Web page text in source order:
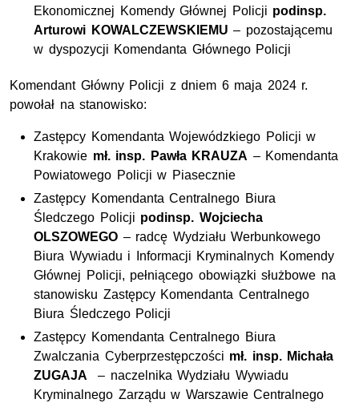
Ekonomicznej Komendy Głównej Policji podinsp.
Arturowi KOWALCZEWSKIEMU – pozostającemu
w dyspozycji Komendanta Głównego Policji
Komendant Główny Policji z dniem 6 maja 2024 r.
powołał na stanowisko:
Zastępcy Komendanta Wojewódzkiego Policji w
Krakowie mł. insp. Pawła KRAUZA – Komendanta
Powiatowego Policji w Piasecznie
Zastępcy Komendanta Centralnego Biura
Śledczego Policji podinsp. Wojciecha
OLSZOWEGO – radcę Wydziału Werbunkowego
Biura Wywiadu i Informacji Kryminalnych Komendy
Głównej Policji, pełniącego obowiązki służbowe na
stanowisku Zastępcy Komendanta Centralnego
Biura Śledczego Policji
Zastępcy Komendanta Centralnego Biura
Zwalczania Cyberprzestępczości mł. insp. Michała
ZUGAJA
– naczelnika Wydziału Wywiadu
Kryminalnego Zarządu w Warszawie Centralnego